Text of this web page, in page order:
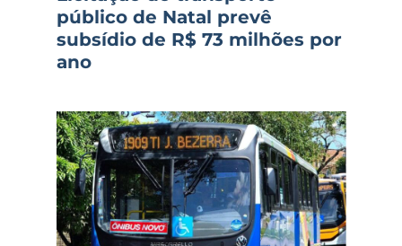
público de Natal prevê
subsídio de R$ 73 milhões por
ano